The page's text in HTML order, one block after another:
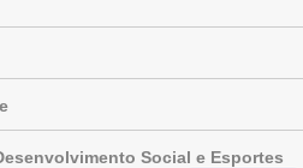
Social e Esportes